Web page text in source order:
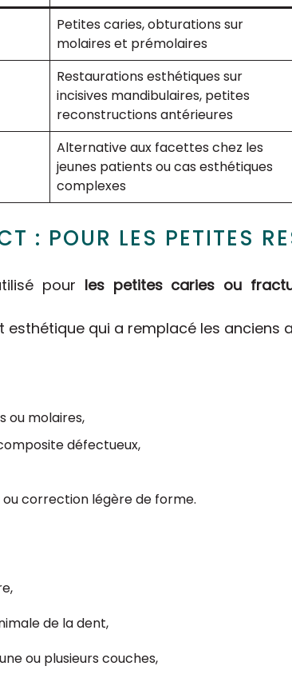
Petites caries, obturations sur
molaires et prémolaires
Restaurations esthétiques sur
incisives mandibulaires, petites
reconstructions antérieures
Alternative aux facettes chez les
jeunes patients ou cas esthétiques
complexes
: POUR LES PETITES
pour les petites caries ou
esthétique qui a remplacé les anciens
ou molaires,
défectueux,
correction légère de forme.
de la dent,
ou plusieurs couches,